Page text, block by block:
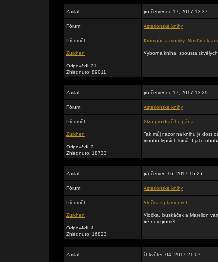
Zaslal: po červenec 17, 2017 13:37
Fórum: Asterionské knihy
Předmět: Krumpáč a motyky: Smrťáček
Zurkhen
Odpovědi: 31
Zhlédnuto: 89011
Výborná kniha, spousta
Zaslal: po červenec 17, 2017 13:29
Fórum: Asterionské knihy
Předmět: Slza pro dračího pána
Zurkhen
Odpovědi: 3
Zhlédnuto: 18733
Tak můj názor na knihu je dost
mnoho lepších kusů. I jako
Zaslal: pá červen 16, 2017 15:26
Fórum: Asterionské knihy
Předmět: Vločka v plamenech
Zurkhen
Odpovědi: 4
Zhlédnuto: 16823
Vločka, louskáček a Marelion
ně nevzpoměl.
Zaslal: čt květen 04, 2017 21:07